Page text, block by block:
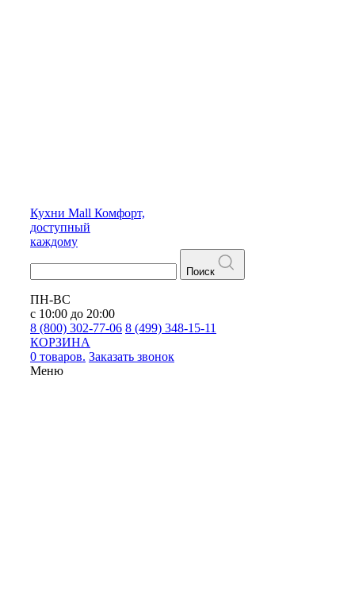
Кухни Mall Комфорт,
доступный
каждому
Поиск
ПН-ВС
с 10:00 до 20:00
8 (800) 302-77-06 8 (499) 348-15-11
КОРЗИНА
0 товаров. Заказать звонок
Меню